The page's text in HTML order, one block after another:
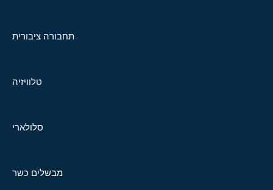
תחבורה ציבורית
טלוויזיה
סלולארי
מבשלים כשר